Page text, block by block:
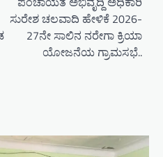
ಸುರೇಶ ಚಲವಾದಿ ಹೇಳಿಕೆ 2026-
27ನೇ ಸಾಲಿನ ನರೇಗಾ ಕ್ರಿಯಾ
ಯೋಜನೆಯ ಗ್ರಾಮಸಭೆ..